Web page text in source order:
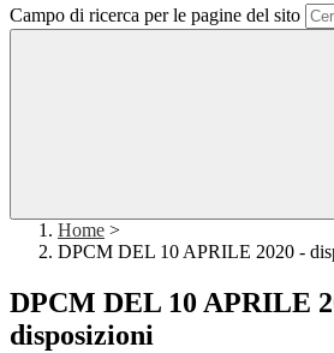
Campo di ricerca per le pagine del sito
Home >
DPCM DEL 10 APRILE 2020 -
DPCM DEL 10 APRILE
disposizioni